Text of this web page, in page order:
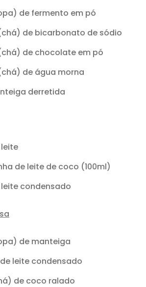
de fermento em pó
de bicarbonato de sódio
de chocolate em pó
de água morna
derretida
leite
de leite de coco (100ml)
condensado
de manteiga
de leite condensado
de coco ralado